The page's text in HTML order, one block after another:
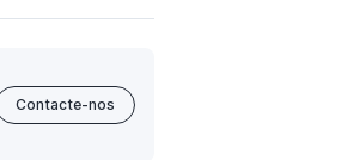
Contacte-nos